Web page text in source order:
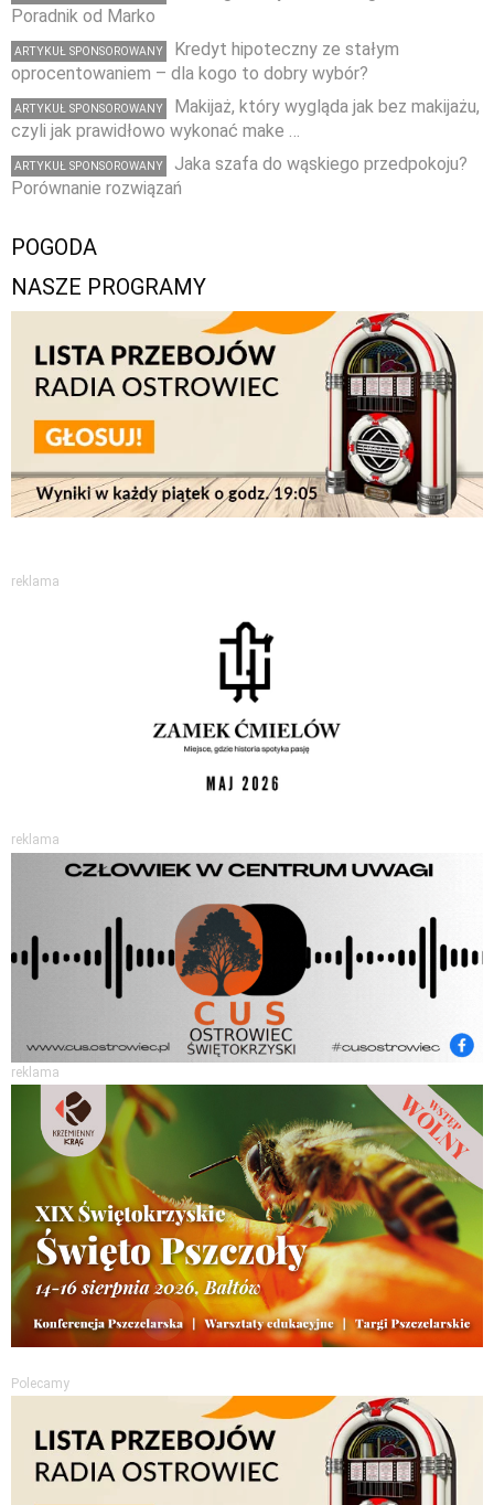
Poradnik od Marko
ARTYKUŁ SPONSOROWANY
Kredyt hipoteczny ze stałym
oprocentowaniem – dla kogo to dobry wybór?
ARTYKUŁ SPONSOROWANY
Makijaż, który wygląda jak bez makijażu,
czyli jak prawidłowo wykonać make …
ARTYKUŁ SPONSOROWANY
Jaka szafa do wąskiego przedpokoju?
Porównanie rozwiązań
POGODA
NASZE PROGRAMY
reklama
reklama
reklama
Polecamy